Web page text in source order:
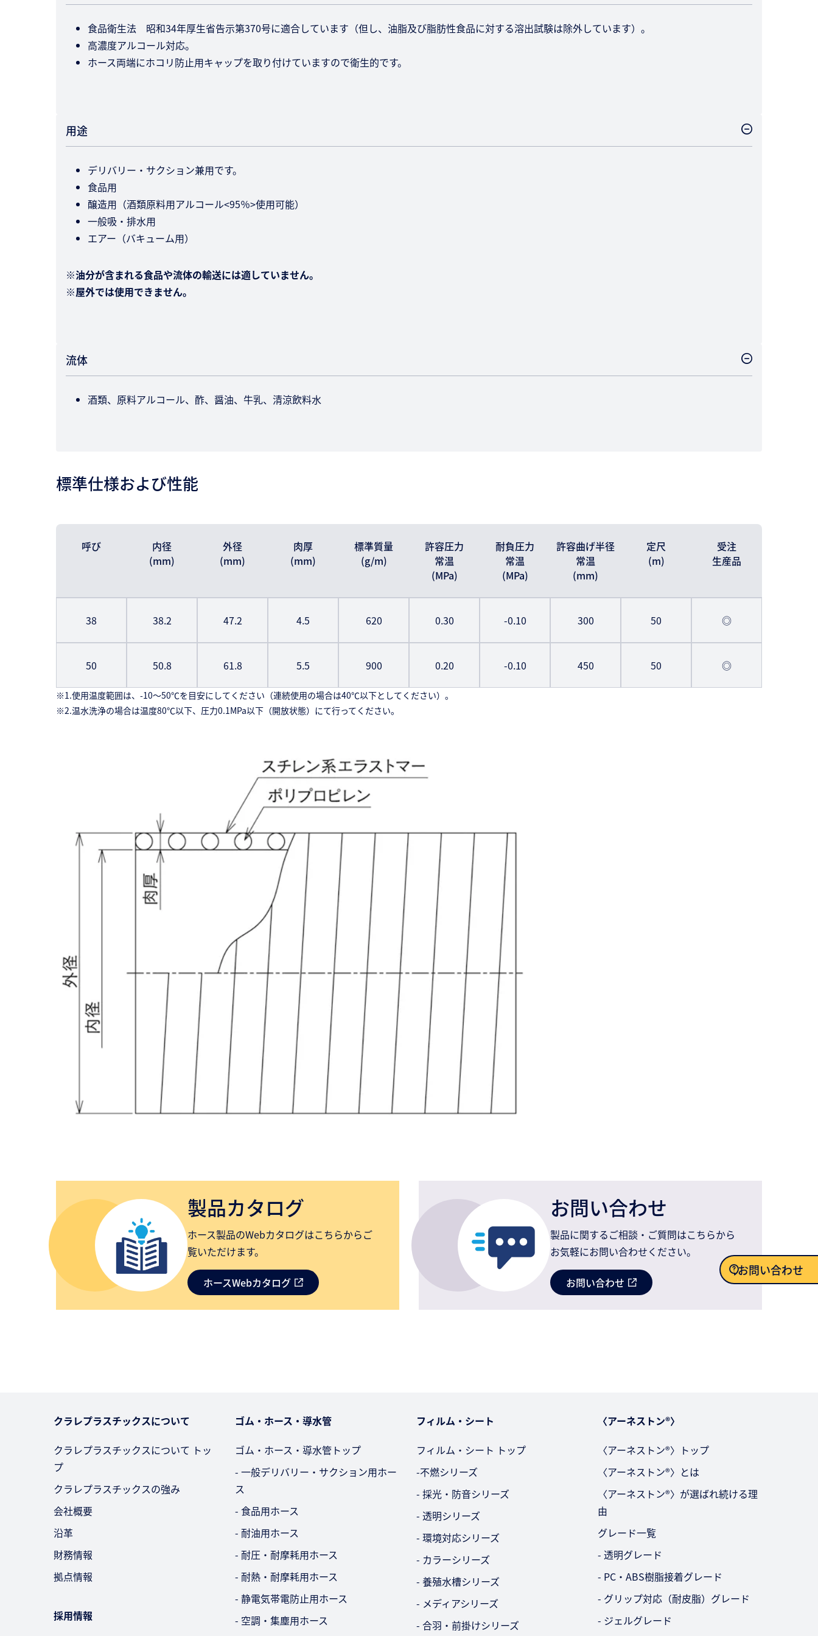
食品衛生法 昭和34年厚生省告示第370号に適合しています（但し、油脂及び脂肪性食品に対する溶出試験は除外しています）。
高濃度アルコール対応。
ホース両端にホコリ防止用キャップを取り付けていますので衛生的です。
用途
デリバリー・サクション兼用です。
食品用
醸造用（酒類原料用アルコール<95％>使用可能）
一般吸・排水用
エアー（バキューム用）
※油分が含まれる食品や流体の輸送には適していません。
※屋外では使用できません。
流体
酒類、原料アルコール、酢、醤油、牛乳、清涼飲料水
標準仕様および性能
呼び
内径
(mm)
外径
(mm)
肉厚
(mm)
標準質量
(g/m)
許容圧力
常温
(MPa)
耐負圧力
常温
(MPa)
許容曲げ半径
常温
(mm)
定尺
(m)
受注
生産品
38 38.2 47.2 4.5 620 0.30 -0.10 300 50 ◎
50 50.8 61.8 5.5 900 0.20 -0.10 450 50 ◎
※1.使用温度範囲は、-10〜50℃を目安にしてください（連続使用の場合は40℃以下としてください）。
※2.温水洗浄の場合は温度80℃以下、圧力0.1MPa以下（開放状態）にて行ってください。
お問い合わせ
製品カタログ
ホース製品のWebカタログはこちらからご
覧いただけます。
ホースWebカタログ
お問い合わせ
製品に関するご相談・ご質問はこちらから
お気軽にお問い合わせください。
お問い合わせ
クラレプラスチックスについて
クラレプラスチックスについて トッ
プ
クラレプラスチックスの強み
会社概要
沿革
財務情報
拠点情報
採用情報
ゴム・ホース・導水管
ゴム・ホース・導水管トップ
- 一般デリバリー・サクション用ホー
ス
- 食品用ホース
- 耐油用ホース
- 耐圧・耐摩耗用ホース
- 耐熱・耐摩耗用ホース
- 静電気帯電防止用ホース
- 空調・集塵用ホース
フィルム・シート
フィルム・シート トップ
-不燃シリーズ
- 採光・防音シリーズ
- 透明シリーズ
- 環境対応シリーズ
- カラーシリーズ
- 養殖水槽シリーズ
- メディアシリーズ
- 合羽・前掛けシリーズ
〈アーネストン®〉
〈アーネストン®〉トップ
〈アーネストン®〉とは
〈アーネストン®〉が選ばれ続ける理
由
グレード一覧
- 透明グレード
- PC・ABS樹脂接着グレード
- グリップ対応（耐皮脂）グレード
- ジェルグレード